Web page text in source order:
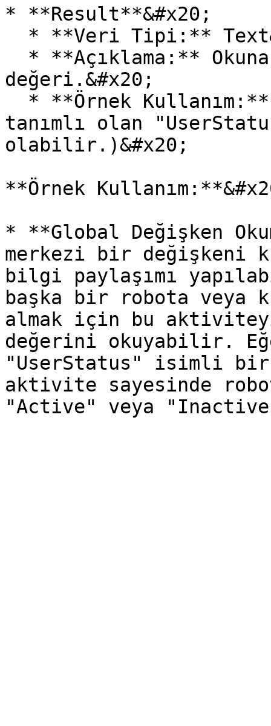
* **Result**&#x20;
değeri.&#x20;
tanımlı olan
olabilir.)&#x20;
**Örnek
* **Global Değişken
merkezi bir değişkeni
bilgi paylaşımı
başka bir robota
almak için bu
değerini okuyabilir.
"UserStatus" isimli bir
aktivite sayesinde